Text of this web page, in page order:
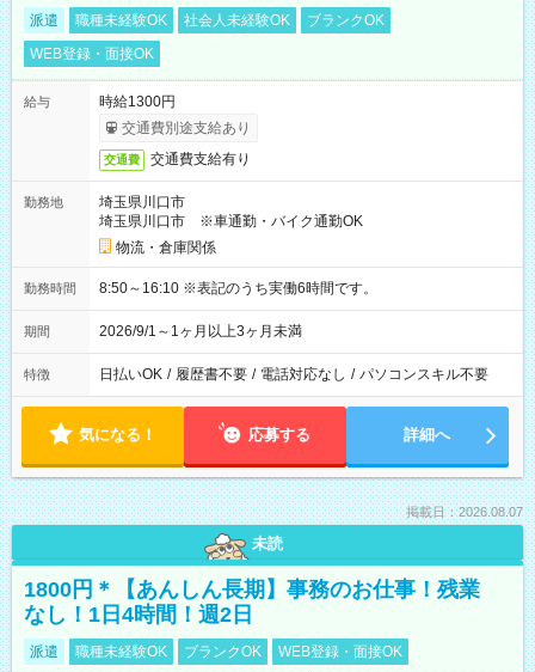
派遣 職種未経験OK 社会人未経験OK
ブランクOK
WEB登録・面接OK
給与
時給1300円
交通費別途支給あり
交通費 交通費支給有り
勤務地
埼玉県川口市
埼玉県川口市 ※車通勤・バイク通勤OK
物流・倉庫関係
勤務時間 8:50～16:10 ※表記のうち実働6時間です。
期間 2026/9/1～1ヶ月以上3ヶ月未満
特徴 日払いOK / 履歴書不要 / 電話対応なし / パソコンスキル不要
気になる！ 応募する 詳細へ
掲載日：2026.08.07
未読
1800円＊【あんしん長期】事務のお仕事！残業
なし！1日4時間！週2日
派遣 職種未経験OK ブランクOK WEB登録・面接OK